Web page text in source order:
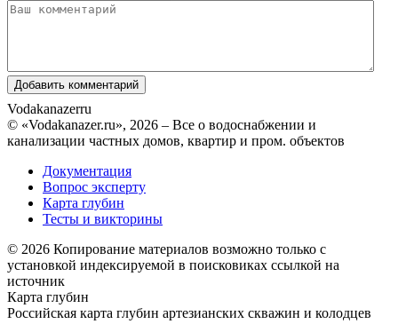
Vodakanazerru
© «Vodakanazer.ru», 2026 – Все о водоснабжении и
канализации частных домов, квартир и пром. объектов
Документация
Вопрос эксперту
Карта глубин
Тесты и викторины
© 2026 Копирование материалов возможно только с
установкой индексируемой в поисковиках ссылкой на
источник
Карта глубин
Российская карта глубин артезианских скважин и колодцев